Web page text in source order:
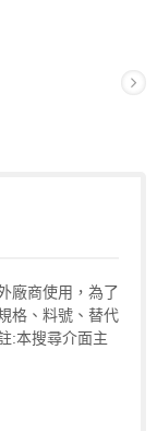
廠商使用，為了
格、料號、替代
:本搜尋介面主